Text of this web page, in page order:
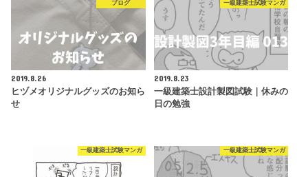
ブログ
2019.8.26
ヒヅメオリジナルグッズのお知ら
せ
一級建築士試験マンガ
2019.8.23
一級建築士設計製図試験｜休みの
日の勉強
一級建築士試験マンガ 一級建築士試験マンガ